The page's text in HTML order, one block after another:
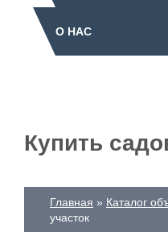
О НАС
Купить
Главная Каталог
участок